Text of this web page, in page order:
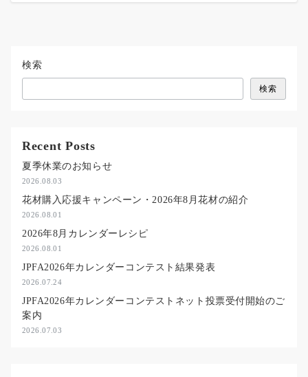
検索
検索
Recent Posts
夏季休業のお知らせ
2026.08.03
花材購入応援キャンペーン・2026年8月花材の紹介
2026.08.01
2026年8月カレンダーレシピ
2026.08.01
JPFA2026年カレンダーコンテスト結果発表
2026.07.24
JPFA2026年カレンダーコンテストネット投票受付開始のご
案内
2026.07.03